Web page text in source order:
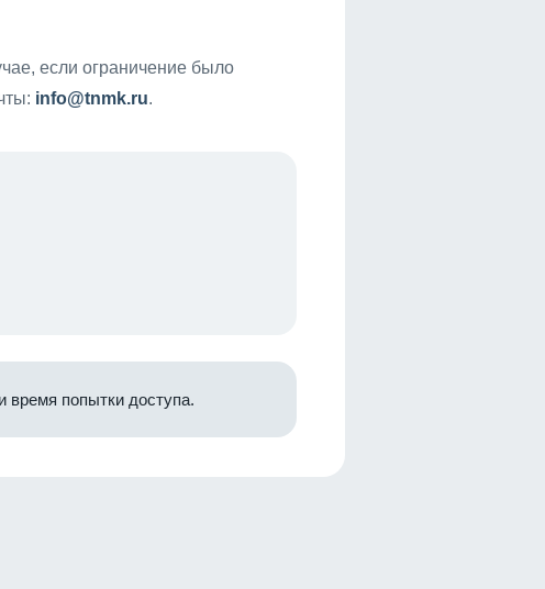
если ограничение было
info@tnmk.ru.
время попытки доступа.